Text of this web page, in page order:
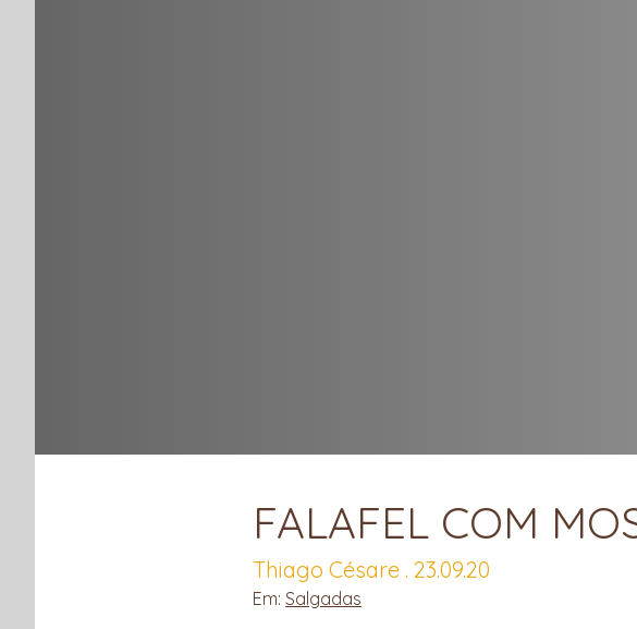
FALAFEL COM
Thiago Césare . 23.09.20
Em: Salgadas